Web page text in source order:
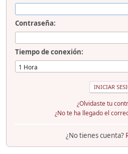
Contraseña:
Tiempo de conexión:
¿Olvidaste tu
¿No te ha llegado el
¿No tienes cuenta?